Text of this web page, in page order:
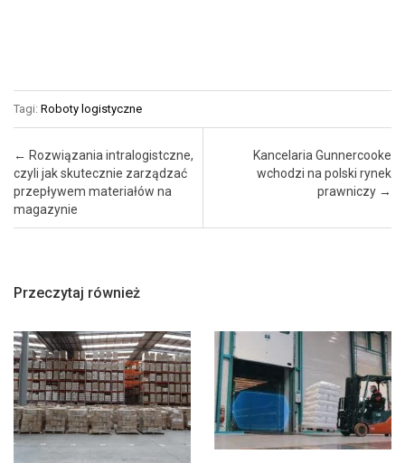
Tagi: Roboty logistyczne
Post navigation
← Rozwiązania intralogistczne,
czyli jak skutecznie zarządzać
przepływem materiałów na
magazynie
Kancelaria Gunnercooke
wchodzi na polski rynek
prawniczy →
Przeczytaj również